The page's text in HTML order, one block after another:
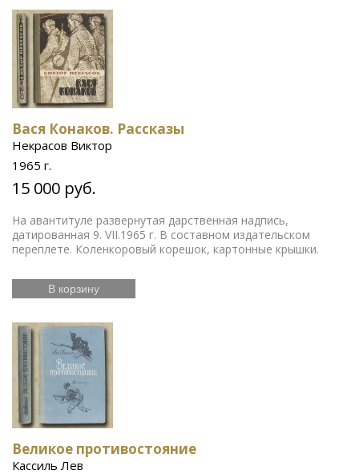
Вася Конаков. Рассказы
Некрасов Виктор
1965 г.
15 000 руб.
На авантитуле развернутая дарственная надпись,
датированная 9. VII.1965 г. В составном издательском
переплете. Коленкоровый корешок, картонные крышки.
В корзину
Великое противостояние
Кассиль Лев